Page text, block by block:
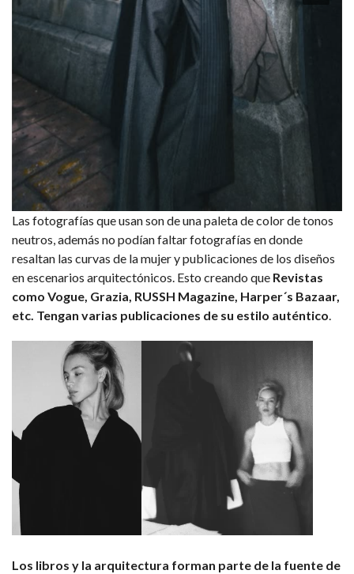
Las fotografías que usan son de una paleta de color de tonos
neutros, además no podían faltar fotografías en donde
resaltan las curvas de la mujer y publicaciones de los diseños
en escenarios arquitectónicos. Esto creando que Revistas
como Vogue, Grazia, RUSSH Magazine, Harper´s Bazaar,
etc. Tengan varias publicaciones de su estilo auténtico.
Los libros y la arquitectura forman parte de la fuente de